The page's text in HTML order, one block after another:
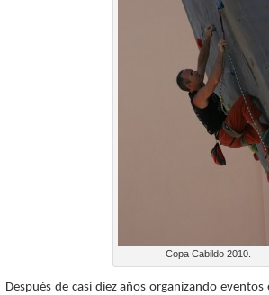
Copa Cabildo 2010.
Después de casi diez años organizando